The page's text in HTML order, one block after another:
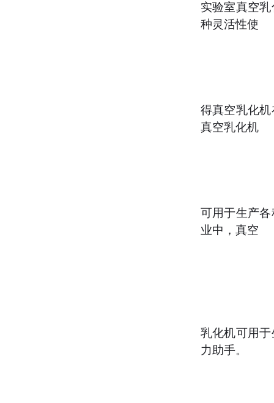
实验室真空
种灵活性使
得真空乳化
真空乳化机
可用于生产
业中，真空
乳化机可用
力助手。